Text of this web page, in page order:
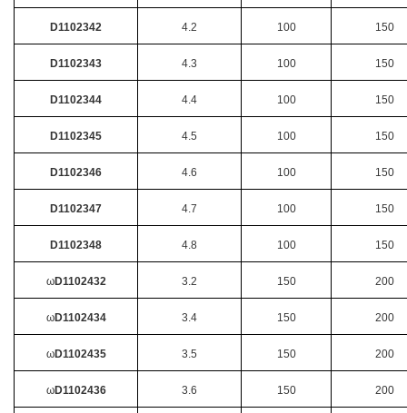
D1102342 4.2 100 150
D1102343 4.3 100 150
D1102344 4.4 100 150
D1102345 4.5 100 150
D1102346 4.6 100 150
D1102347 4.7 100 150
D1102348 4.8 100 150
ωD1102432 3.2 150 200
ωD1102434 3.4 150 200
ωD1102435 3.5 150 200
ωD1102436 3.6 150 200